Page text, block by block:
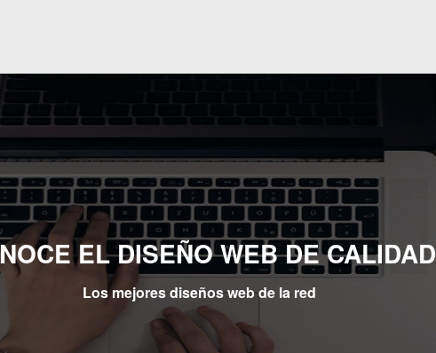
EL DISEÑO WEB DE CALIDAD
Los mejores diseños web de la red